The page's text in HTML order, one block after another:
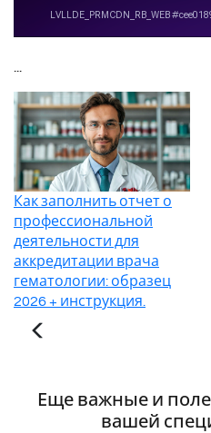
Как заполнить отчет о
профессиональной
деятельности для
аккредитации врача
гематологии: образец
2026 + инструкция.
Еще важные и
вашей